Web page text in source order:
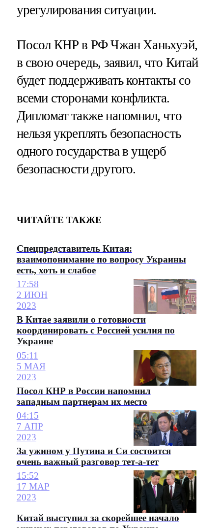
урегулирования ситуации.
Посол КНР в РФ Чжан Ханьхуэй,
в свою очередь, заявил, что Китай
будет поддерживать контакты со
всеми сторонами конфликта.
Дипломат также напомнил, что
нельзя укреплять безопасность
одного государства в ущерб
безопасности другого.
ЧИТАЙТЕ ТАКЖЕ
Спецпредставитель Китая:
взаимопонимание по вопросу Украины
есть, хоть и слабое
17:58
2 ИЮН
2023
В Китае заявили о готовности
координировать с Россией усилия по
Украине
05:11
5 МАЯ
2023
Посол КНР в России напомнил
западным партнерам их место
04:15
7 АПР
2023
За ужином у Путина и Си состоится
очень важный разговор тет-а-тет
15:52
17 МАР
2023
Китай выступил за скорейшее начало